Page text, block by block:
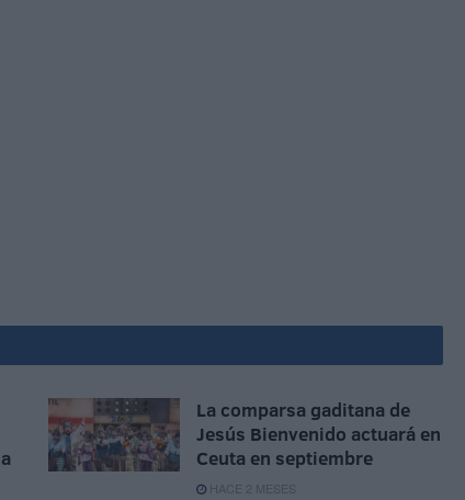
La comparsa gaditana de
Jesús Bienvenido actuará en
Ceuta en septiembre
HACE 2 MESES